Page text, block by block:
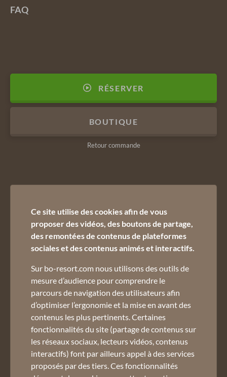
FAQ
RÉSERVER
BOUTIQUE
Retour commande
02 50 45 60 45
Inscrivez-vous à notre newsletter :
Email *
Pour ne rien manquer de nos offres et actualités
Ce site utilise des cookies afin de vous
proposer des vidéos, des boutons de partage,
des remontées de contenus de plateformes
sociales et des contenus animés et interactifs.
Sur bo-resort.com nous utilisons des outils de
mesure d’audience pour comprendre le
parcours de navigation des utilisateurs afin
d’optimiser l’ergonomie et la mise en avant des
contenus les plus pertinents. Certaines
fonctionnalités du site (partage de contenus sur
les réseaux sociaux, lecteurs vidéos, contenus
interactifs) font par ailleurs appel à des services
proposés par des tiers. Ces fonctionnalités